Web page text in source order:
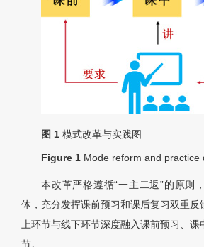
图 1 模式改革与实践图
Figure 1 Mode reform and practice
本改革严格遵循“一主二返”的原则
体，充分发挥课前预习和课后复习双重反
上环节与线下环节深度融入课前预习、课
节。